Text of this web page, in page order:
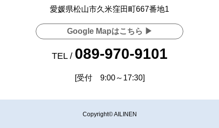
愛媛県松山市久米窪田町667番地1
Google Mapはこちら ▶
TEL / 089-970-9101
[受付 9:00～17:30]
Copyright© AILINEN